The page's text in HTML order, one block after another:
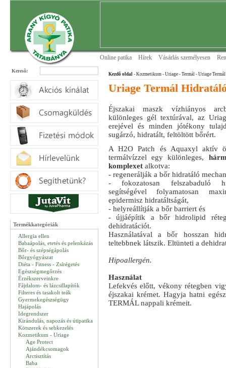
Online patika Hírek Vásárlás személyesen
Keresõ:
Termékkategóriák
Allergia ellen
Babaápolás, etetés és pelenkázás
Bőr- és szépségápolás
Bőrgyógyászat
Diéta - Fitness - Zsírégetés
Egészségmegőrzés
Érzékszerveinkre
Fájdalom- és lázcsillapítók
Filteres és tasakolt teák
Gyermekegészségügy
Hajápolás
Idegrendszer
Kirándulás, napozás és útipatika
Kötszerek és sebkezelés
Kozmetikum - Uriage
Age Protect
Ajándékcsomagok
Arctisztítás
Baba
Kezdõ oldal - Kozmetikum - Uriage - Termál - Uriage
Uriage Termál
Éjszakai maszk vízhiányos
különleges gél textúrával, az
erejével és minden jótékony
sugárzó, hidratált, feltöltött bőrért.
A H2O Patch és Aquaxyl aktív
termálvízzel egy különleges,
komplexet alkotva:
- regenerálják a bőr hidratáló
- fokozatosan felszabaduló
segítségével folyamatosan
epidermisz hidratáltságát,
- helyreállítják a bőr barriert és
- újjáépítik a bőr hidrolipid
dehidratációt.
Használatával a bőr hosszan
teltebbnek látszik. Eltünteti a
Hipoallergén.
Használat
Lefekvés előtt, vékony rétegben
éjszakai krémet. Hagyja hatni
TERMÁL nappali krémeit.